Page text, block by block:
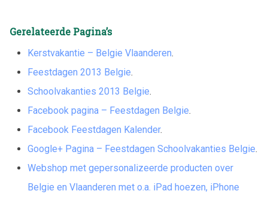
Gerelateerde Pagina’s
Kerstvakantie – Belgie Vlaanderen.
Feestdagen 2013 Belgie.
Schoolvakanties 2013 Belgie.
Facebook pagina – Feestdagen Belgie.
Facebook Feestdagen Kalender.
Google+ Pagina – Feestdagen Schoolvakanties Belgie.
Webshop met gepersonalizeerde producten over
Belgie en Vlaanderen met o.a. iPad hoezen, iPhone